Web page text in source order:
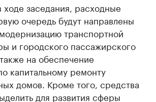
ходе заседания, расходные
очередь будут направлены
транспортной
и городского пассажирского
на обеспечение
капитальному ремонту
домов. Кроме того, средства
для развития сферы